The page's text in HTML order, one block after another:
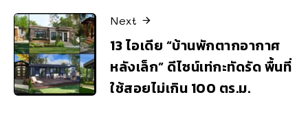
Next
13 ไอเดีย “บ้านพักตากอากาศ
หลังเล็ก” ดีไซน์เท่กะทัดรัด พื้นที่
ใช้สอยไม่เกิน 100 ตร.ม.